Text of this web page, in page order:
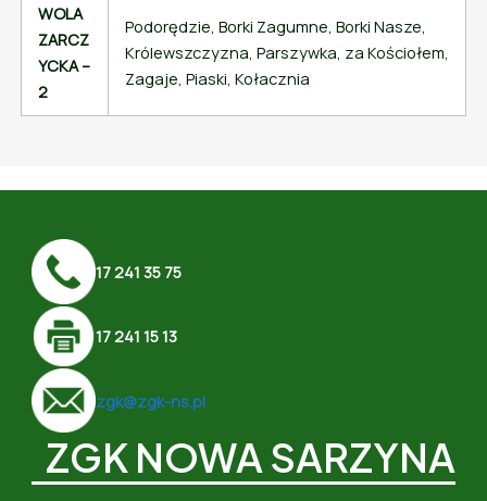
WOLA
ZARCZ
YCKA –
2
Podorędzie, Borki Zagumne, Borki Nasze,
Królewszczyzna, Parszywka, za Kościołem,
Zagaje, Piaski, Kołacznia
17 241 35 75
17 241 15 13
zgk@zgk-ns.pl
ZGK NOWA SARZYNA